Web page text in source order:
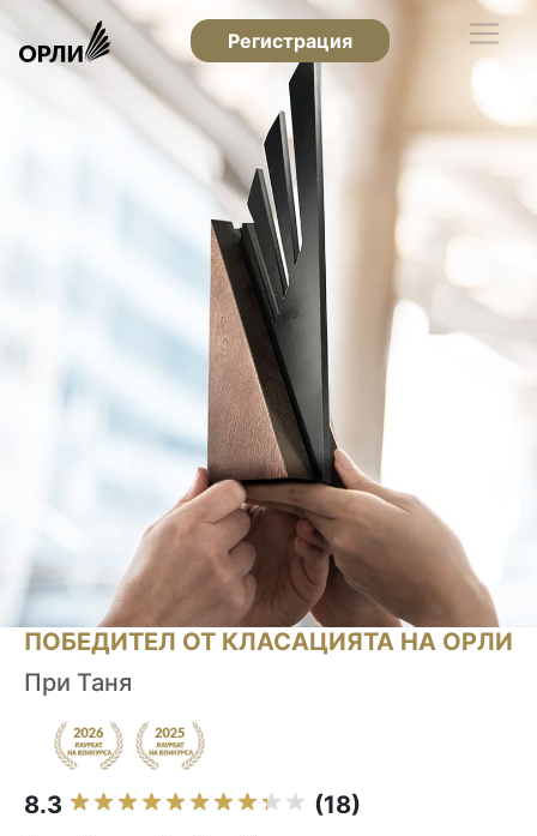
Регистрация
ПОБЕДИТЕЛ ОТ КЛАСАЦИЯТА НА ОРЛИ
При Таня
8.3 (18)